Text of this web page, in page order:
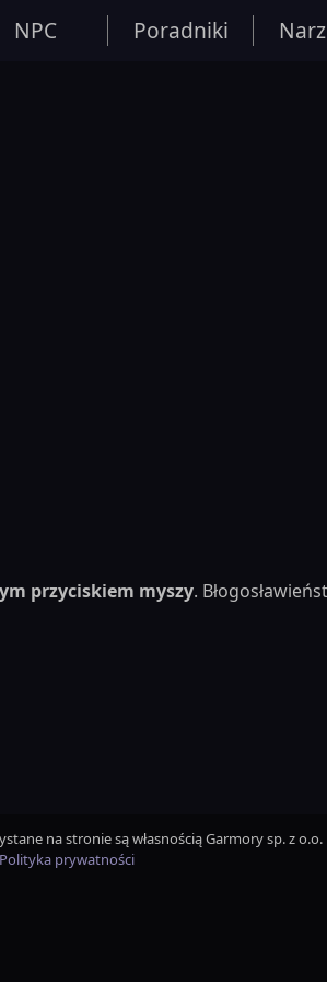
NPC Poradniki
przyciskiem myszy.
na stronie są własnością Garmory sp. z o.o.
Polityka prywatności